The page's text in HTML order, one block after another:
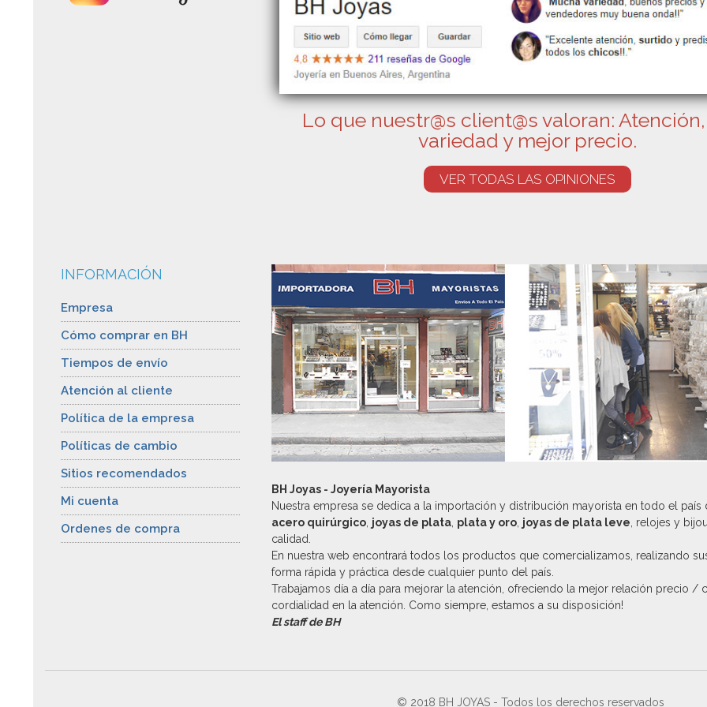
Lo que nuestr@s client@s valoran:
variedad y mejor precio.
VER TODAS LAS OPINIONES
INFORMACIÓN
Empresa
Cómo comprar en BH
Tiempos de envío
Atención al cliente
Política de la empresa
Políticas de cambio
Sitios recomendados
Mi cuenta
Ordenes de compra
BH Joyas - Joyería Mayorista
Nuestra empresa se dedica a la importación y distribución mayorista en todo el país
acero quirúrgico, joyas de plata, plata y oro, joyas de plata leve, relojes y
calidad.
En nuestra web encontrará todos los productos que comercializamos, realizando
forma rápida y práctica desde cualquier punto del país.
Trabajamos día a día para mejorar la atención, ofreciendo la mejor relación precio /
cordialidad en la atención. Como siempre, estamos a su disposición!
El staff de BH
© 2018 BH JOYAS - Todos los derechos reservados